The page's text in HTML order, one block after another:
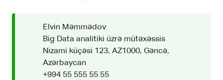
Elvin Məmmədov
Big Data analitiki üzrə mütəxəssis
Nizami küçəsi 123, AZ1000, Gəncə,
Azərbaycan
+994 55 555 55 55